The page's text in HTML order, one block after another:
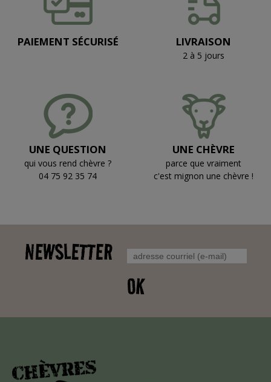
PAIEMENT SÉCURISÉ LIVRAISON
2 à 5 jours
UNE QUESTION
qui vous rend chèvre ?
04 75 92 35 74
UNE CHÈVRE
parce que vraiment
c'est mignon une chèvre !
NEWSLETTER
OK